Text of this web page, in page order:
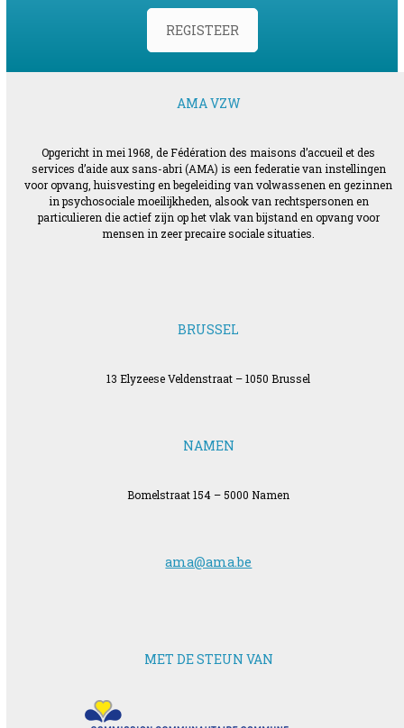
REGISTEER
AMA VZW
Opgericht in mei 1968, de Fédération des maisons d’accueil et des
services d’aide aux sans-abri (AMA) is een federatie van instellingen
voor opvang, huisvesting en begeleiding van volwassenen en gezinnen
in psychosociale moeilijkheden, alsook van rechtspersonen en
particulieren die actief zijn op het vlak van bijstand en opvang voor
mensen in zeer precaire sociale situaties.
BRUSSEL
13 Elyzeese Veldenstraat – 1050 Brussel
NAMEN
Bomelstraat 154 – 5000 Namen
ama@ama.be
MET DE STEUN VAN